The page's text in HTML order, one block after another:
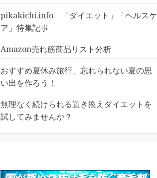
pikakichi.info 「ダイエット」「ヘルスケ
ア」特集記事
Amazon売れ筋商品リスト分析
おすすめ夏休み旅行、忘れられない夏の思
い出を作ろう！
無理なく続けられる置き換えダイエットを
試してみませんか？